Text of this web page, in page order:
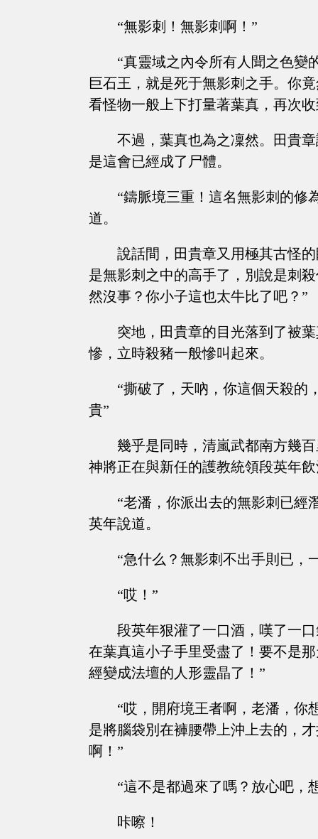
“無影刺！無影刺啊！”
“真靈域之內令所有人聞之色變
巨石王，就是死于無影刺之手。你
看怪物一般上下打量著葉真，再次
不過，葉真也為之凜然。田貴
是這會已經成了尸體。
“鑄脈境三重！這名無影刺的修
道。
說話間，田貴章又用極其古怪
是無影刺之中的高手了，別說是刺
然沒事？你小子這也太牛比了吧？”
突地，田貴章的目光落到了被
慘，立時殺豬一般慘叫起來。
“撕破了，天吶，你這個天殺的
貴”
幾乎是同時，清嵐武都南方幾
神將正在與新任的護教統領段英年
“老潘，你派出去的無影刺已經
英年說道。
“急什么？無影刺不出手則已，
“哎！”
段英年狠灌了一口酒，嘆了一
在葉真這小子手里受盡了！要不是
經變成法壇的人形靈晶了！”
“哎，開府境王者啊，老潘，你
是將腦袋別在褲腰帶上沖上去的，
啊！”
“這不是都過來了嗎？放心吧，
咔嚓！